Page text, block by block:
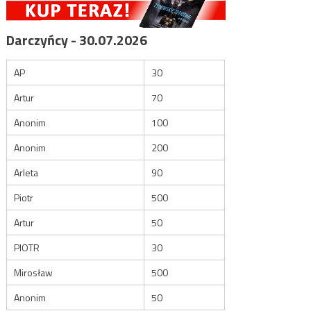
Darczyńcy - 30.07.2026
AP
30
Artur
70
Anonim
100
Anonim
200
Arleta
90
Piotr
500
Artur
50
PIOTR
30
Mirosław
500
Anonim
50